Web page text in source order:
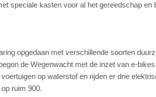
speciale kasten voor al het gereedschap en
opgedaan met verschillende soorten
de Wegenwacht met de inzet van e-
op waterstof en rijden er drie
ruim 900.